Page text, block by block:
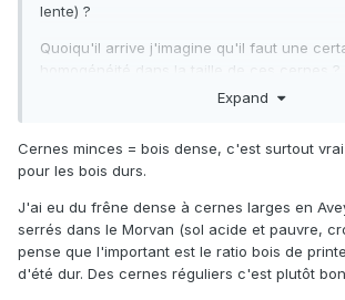
lente) ?
Quoiqu'il arrive j'imagine qu'il faut une
homogénéité dans la taille de ces cernes ?
Expand
Cernes minces = bois dense, c'est surtout
pour les bois durs.
J'ai eu du frêne dense à cernes larges en
serrés dans le Morvan (sol acide et pauvre,
pense que l'important est le ratio bois de
d'été dur. Des cernes réguliers c'est plutôt